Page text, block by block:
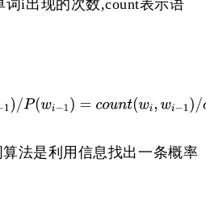
i出现的次数,count表示语
法是利用信息找出一条概率